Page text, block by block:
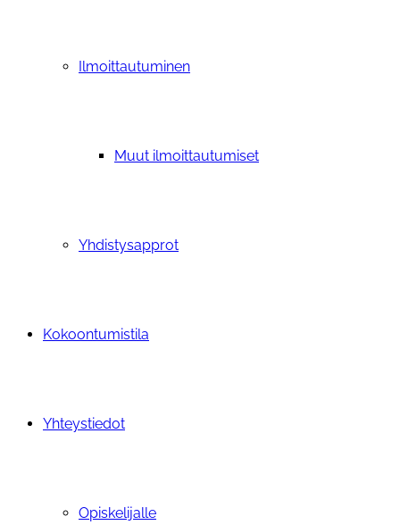
Ilmoittautuminen
Muut ilmoittautumiset
Yhdistysapprot
Kokoontumistila
Yhteystiedot
Opiskelijalle